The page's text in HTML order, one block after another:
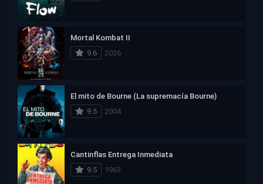
Mortal Kombat II
9.6
2026
El mito de Bourne (La supremacía Bourne)
9.5
2004
Cantinflas Entrega Inmediata
9.5
1963